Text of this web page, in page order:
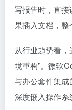
写报告时，直
果插入文档，整
从行业趋势看，
境重构”。微软
与办公套件集
深度嵌入操作系